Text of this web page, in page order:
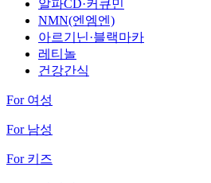
알파CD·커큐민
NMN(엔엠엔)
아르기닌·블랙마카
레티놀
건강간식
For 여성
For 남성
For 키즈